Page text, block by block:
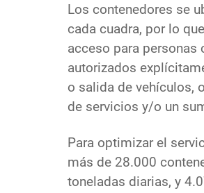
Los contenedores se
cada cuadra, por lo
acceso para personas
autorizados
o salida de vehículos,
de servicios y/o un
Para optimizar el
más de 28.000
toneladas diarias, y